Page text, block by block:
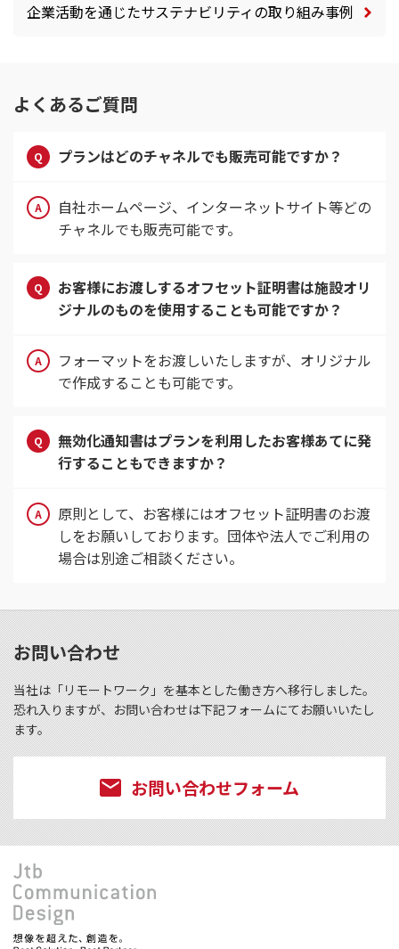
企業活動を通じたサステナビリティの取り組み事例
よくあるご質問
プランはどのチャネルでも販売可能ですか？
自社ホームページ、インターネットサイト等どの
チャネルでも販売可能です。
お客様にお渡しするオフセット証明書は施設オリ
ジナルのものを使用することも可能ですか？
フォーマットをお渡しいたしますが、オリジナル
で作成することも可能です。
無効化通知書はプランを利用したお客様あてに発
行することもできますか？
原則として、お客様にはオフセット証明書のお渡
しをお願いしております。団体や法人でご利用の
場合は別途ご相談ください。
お問い合わせ
当社は「リモートワーク」を基本とした働き方へ移行しました。
恐れ入りますが、お問い合わせは下記フォームにてお願いいたし
ます。
お問い合わせフォーム